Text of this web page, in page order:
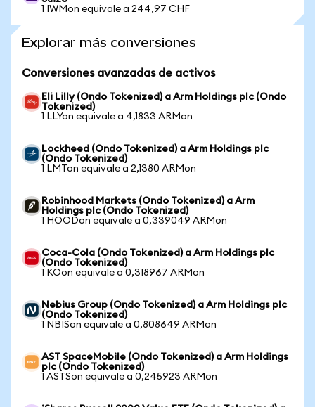
1 IWMon equivale a 244,97 CHF
Explorar más conversiones
Conversiones avanzadas de activos
Eli Lilly (Ondo Tokenized) a Arm Holdings plc (Ondo
Tokenized)
1 LLYon equivale a 4,1833 ARMon
Lockheed (Ondo Tokenized) a Arm Holdings plc
(Ondo Tokenized)
1 LMTon equivale a 2,1380 ARMon
Robinhood Markets (Ondo Tokenized) a Arm
Holdings plc (Ondo Tokenized)
1 HOODon equivale a 0,339049 ARMon
Coca-Cola (Ondo Tokenized) a Arm Holdings plc
(Ondo Tokenized)
1 KOon equivale a 0,318967 ARMon
Nebius Group (Ondo Tokenized) a Arm Holdings plc
(Ondo Tokenized)
1 NBISon equivale a 0,808649 ARMon
AST SpaceMobile (Ondo Tokenized) a Arm Holdings
plc (Ondo Tokenized)
1 ASTSon equivale a 0,245923 ARMon